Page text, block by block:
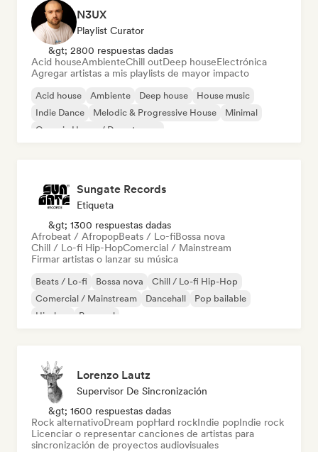
N3UX
Playlist Curator
&gt; 2800 respuestas dadas
Acid houseAmbienteChill outDeep houseElectrónica
Agregar artistas a mis playlists de mayor impacto
Acid house Ambiente Deep house
House music
Indie Dance
Melodic & Progressive House
Minimal
Organic House / Downtempo
Sungate Records
Etiqueta
&gt; 1300 respuestas dadas
Afrobeat / AfropopBeats / Lo-fiBossa nova
Chill / Lo-fi Hip-HopComercial / Mainstream
Firmar artistas o lanzar su música
Beats / Lo-fi Bossa nova
Chill / Lo-fi Hip-Hop
Comercial / Mainstream
Dancehall
Pop bailable
Hip-hop
Pop soul
Lorenzo Lautz
Supervisor De Sincronización
&gt; 1600 respuestas dadas
Rock alternativoDream popHard rockIndie popIndie rock
Licenciar o representar canciones de artistas para
sincronización de proyectos audiovisuales